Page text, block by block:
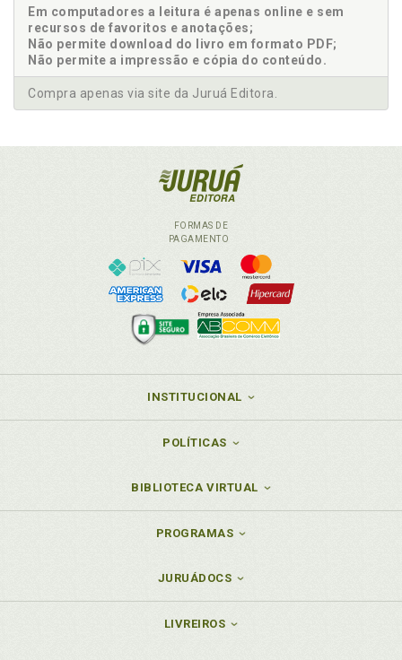
Em computadores a leitura é apenas online e sem
recursos de favoritos e anotações;
Não permite download do livro em formato PDF;
Não permite a impressão e cópia do conteúdo.
Compra apenas via site da Juruá Editora.
FORMAS DE
PAGAMENTO
INSTITUCIONAL
POLÍTICAS
BIBLIOTECA VIRTUAL
PROGRAMAS
JURUÁDOCS
LIVREIROS